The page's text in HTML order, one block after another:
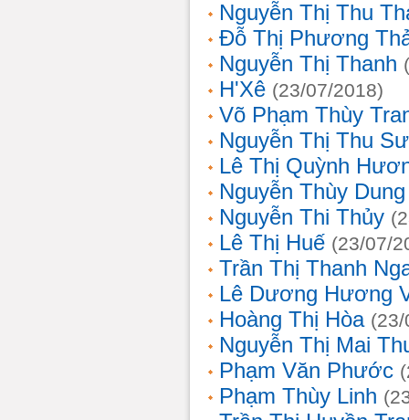
Nguyễn Thị Thu
Đỗ Thị Phương
Nguyễn Thị Thanh
H'Xê (23/07/2018)
Võ Phạm Thùy
Nguyễn Thị Thu
Lê Thị Quỳnh
Nguyễn Thùy Dung
Nguyễn Thi Thủy
Lê Thị Huế (23/07/
Trần Thị Thanh
Lê Dương Hương
Hoàng Thị Hòa
Nguyễn Thị Mai
Phạm Văn Phước
Phạm Thùy Linh